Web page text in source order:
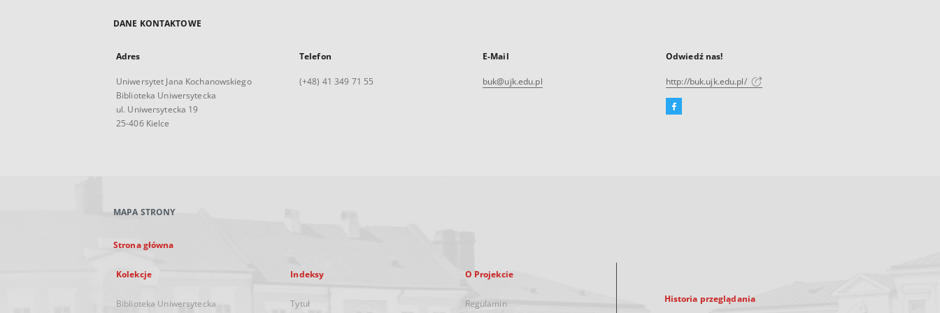
DANE KONTAKTOWE
Adres
Uniwersytet Jana Kochanowskiego
Biblioteka Uniwersytecka
ul. Uniwersytecka 19
25-406 Kielce
Telefon
(+48) 41 349 71 55
E-Mail
buk@ujk.edu.pl
Odwiedź nas!
http://buk.ujk.edu.pl/
Facebook
MAPA STRONY
Strona główna
Kolekcje
Biblioteka Uniwersytecka
Indeksy
Tytuł
O Projekcie
Regulamin Historia przeglądania